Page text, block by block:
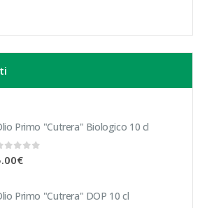
Primo "Cutrera" Biologico 10 cl
Su 5
€
Primo "Cutrera" DOP 10 cl